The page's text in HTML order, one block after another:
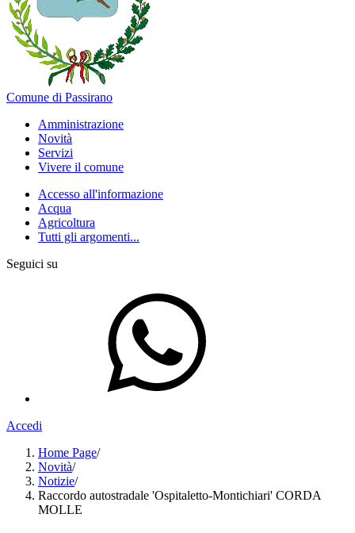
Comune di Passirano
Amministrazione
Novità
Servizi
Vivere il comune
Accesso all'informazione
Acqua
Agricoltura
Tutti gli argomenti...
Seguici su
Accedi
Home Page/
Novità/
Notizie/
Raccordo autostradale 'Ospitaletto-Montichiari' CORDA
MOLLE